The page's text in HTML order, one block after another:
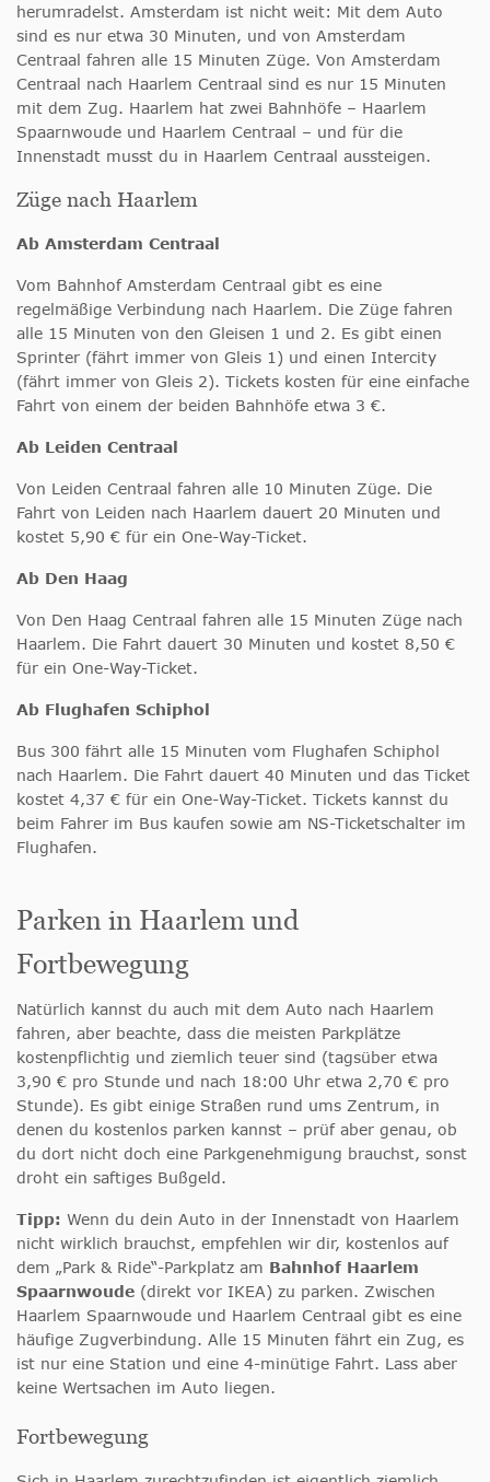
herumradelst. Amsterdam ist nicht weit: Mit dem Auto
sind es nur etwa 30 Minuten, und von Amsterdam
Centraal fahren alle 15 Minuten Züge. Von Amsterdam
Centraal nach Haarlem Centraal sind es nur 15 Minuten
mit dem Zug. Haarlem hat zwei Bahnhöfe – Haarlem
Spaarnwoude und Haarlem Centraal – und für die
Innenstadt musst du in Haarlem Centraal aussteigen.
Züge nach Haarlem
Ab Amsterdam Centraal
Vom Bahnhof Amsterdam Centraal gibt es eine
regelmäßige Verbindung nach Haarlem. Die Züge fahren
alle 15 Minuten von den Gleisen 1 und 2. Es gibt einen
Sprinter (fährt immer von Gleis 1) und einen Intercity
(fährt immer von Gleis 2). Tickets kosten für eine einfache
Fahrt von einem der beiden Bahnhöfe etwa 3 €.
Ab Leiden Centraal
Von Leiden Centraal fahren alle 10 Minuten Züge. Die
Fahrt von Leiden nach Haarlem dauert 20 Minuten und
kostet 5,90 € für ein One-Way-Ticket.
Ab Den Haag
Von Den Haag Centraal fahren alle 15 Minuten Züge nach
Haarlem. Die Fahrt dauert 30 Minuten und kostet 8,50 €
für ein One-Way-Ticket.
Ab Flughafen Schiphol
Bus 300 fährt alle 15 Minuten vom Flughafen Schiphol
nach Haarlem. Die Fahrt dauert 40 Minuten und das Ticket
kostet 4,37 € für ein One-Way-Ticket. Tickets kannst du
beim Fahrer im Bus kaufen sowie am NS-Ticketschalter im
Flughafen.
Parken in Haarlem und
Fortbewegung
Natürlich kannst du auch mit dem Auto nach Haarlem
fahren, aber beachte, dass die meisten Parkplätze
kostenpflichtig und ziemlich teuer sind (tagsüber etwa
3,90 € pro Stunde und nach 18:00 Uhr etwa 2,70 € pro
Stunde). Es gibt einige Straßen rund ums Zentrum, in
denen du kostenlos parken kannst – prüf aber genau, ob
du dort nicht doch eine Parkgenehmigung brauchst, sonst
droht ein saftiges Bußgeld.
Tipp: Wenn du dein Auto in der Innenstadt von Haarlem
nicht wirklich brauchst, empfehlen wir dir, kostenlos auf
dem „Park & Ride“-Parkplatz am Bahnhof Haarlem
Spaarnwoude (direkt vor IKEA) zu parken. Zwischen
Haarlem Spaarnwoude und Haarlem Centraal gibt es eine
häufige Zugverbindung. Alle 15 Minuten fährt ein Zug, es
ist nur eine Station und eine 4-minütige Fahrt. Lass aber
keine Wertsachen im Auto liegen.
Fortbewegung